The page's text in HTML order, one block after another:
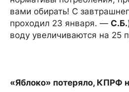
вами обирать! С
проходил 23 января. — С.Б.
воду увеличиваются на 25
«Яблоко» потеряло, КПРФ